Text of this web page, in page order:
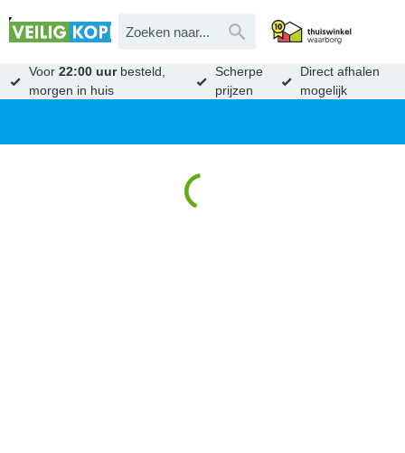
Voor22:00 uurbesteld,
morgen in huis
Scherpe
prijzen
Direct afhalen
mogelijk